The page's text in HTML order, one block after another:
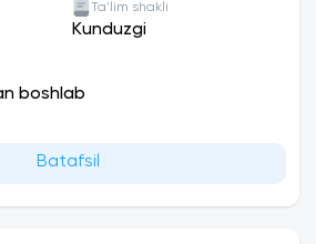
Ta'lim shakli
Kunduzgi
boshlab
Batafsil